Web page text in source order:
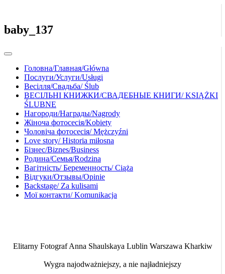
baby_137
Головна/Главная/Główna
Послуги/Услуги/Usługi
Весілля/Свадьба/ Ślub
ВЕСІЛЬНІ КНИЖКИ/СВАДЕБНЫЕ КНИГИ/ KSIĄŻKI
ŚLUBNE
Нагороди/Награды/Nagrody
Жіноча фотосесія/Kobiety
Чоловіча фотосесія/ Mężczyźni
Love story/ Historia miłosna
Бізнес/Biznes/Business
Родина/Семья/Rodzina
Вагітність/ Беременность/ Ciąża
Відгуки/Отзывы/Opinie
Backstage/ Za kulisami
Мої контакти/ Komunikacja
Elitarny Fotograf Anna Shaulskaya Lublin Warszawa Kharkiw
Wygra najodważniejszy, a nie najładniejszy